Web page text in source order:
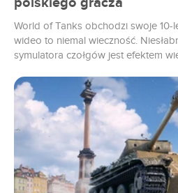
World of Tanks obchodzi swoje 10-
wideo to niemal wieczność.
symulatora czołgów jest efektem
darmowej produkcji. Czy to Rudy
społeczności, czy fundamentalna
twórcy WoT nie dają o sobie
wybrać 10 najciekawszych kamieni